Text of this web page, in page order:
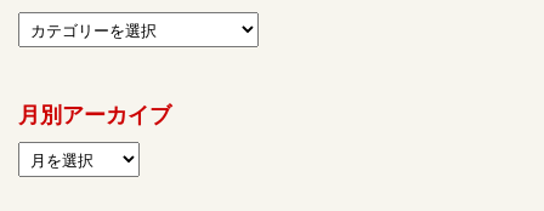
月別アーカイブ